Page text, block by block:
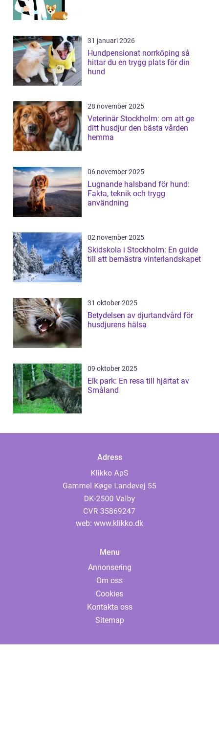
31 januari 2026
Hundpensionat norrköping så
hittar du en trygg plats för din
hund
28 november 2025
Veterinär Stockholm: om att ge
ditt husdjur den bästa vården
hemma
06 november 2025
Lugnande halsband för hund:
Fakta, teknik och trygg
användning
02 november 2025
Skidskola i Stockholm: En guide
till att bemästra vinterlandskapet
31 oktober 2025
Betydelsen av djurtandvård för
husdjurens hälsa
09 oktober 2025
Elk park: En resa till hjärtat av
Småland
Adress
web: www.klikko.dk
Menu
Annonsering
Om oss
Cookies
Kontakta oss
Sitemap